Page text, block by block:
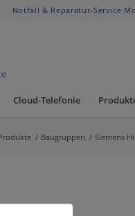
Notfall & Reparatur-Service
Cloud-Telefonie
/ Baugruppen / Siemens